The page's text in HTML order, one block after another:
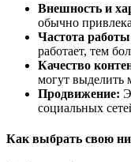
Внешность и
обычно
Частота
работает, тем
Качество
могут выделить
Продвижение:
социальных
Как выбрать свою